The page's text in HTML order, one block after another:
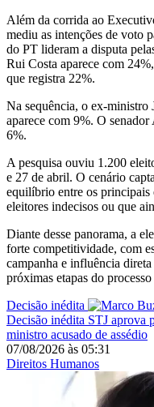
Além da corrida ao
mediu as intenções de voto
do PT lideram a disputa
Rui Costa aparece com
que registra 22%.
Na sequência, o ex-
aparece com 9%. O
6%.
A pesquisa ouviu 1.200
e 27 de abril. O cenário
equilíbrio entre os principais
eleitores indecisos ou que
Diante desse panorama, a
forte competitividade, com
campanha e influência
próximas etapas do
Decisão inédita
Decisão inédita STJ aprova
ministro acusado de assédio
07/08/2026 às 05:31
Direitos Humanos